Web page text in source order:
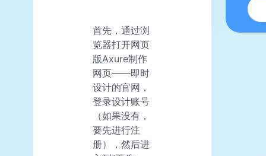
首先，通过浏
览器打开网页
版Axure制作
网页——即时
设计的官网，
登录设计账号
（如果没有，
要先进行注
册），然后进